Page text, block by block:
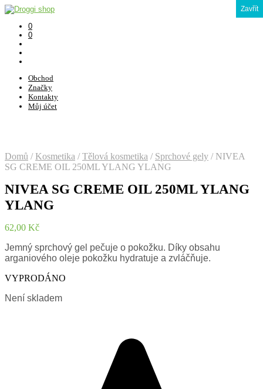
0
0
Obchod
Značky
Kontakty
Můj účet
Domů / Kosmetika / Tělová kosmetika / Sprchové gely /NIVEA
SG CREME OIL 250ML YLANG YLANG
NIVEA SG CREME OIL 250ML YLANG
YLANG
62,00 Kč
Jemný sprchový gel pečuje o pokožku. Díky obsahu
arganiového oleje pokožku hydratuje a zvláčňuje.
VYPRODÁNO
Není skladem
Zavřít